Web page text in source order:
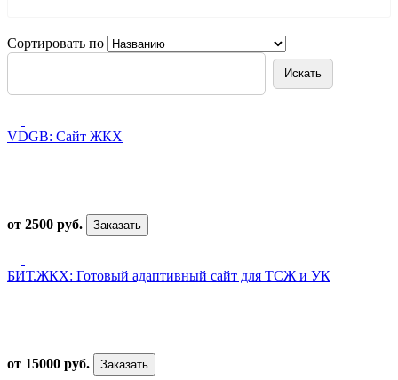
Сортировать по
VDGB: Сайт ЖКХ
от 2500 руб. Заказать
БИТ.ЖКХ: Готовый адаптивный сайт для ТСЖ и УК
от 15000 руб. Заказать